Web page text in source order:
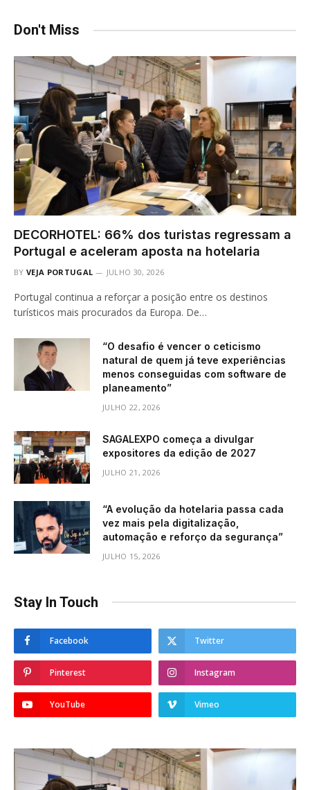
Don't Miss
DECORHOTEL: 66% dos turistas regressam a
Portugal e aceleram aposta na hotelaria
BY VEJA PORTUGAL JULHO 30, 2026
Portugal continua a reforçar a posição entre os destinos
turísticos mais procurados da Europa. De…
“O desafio é vencer o ceticismo
natural de quem já teve experiências
menos conseguidas com software de
planeamento”
JULHO 22, 2026
SAGALEXPO começa a divulgar
expositores da edição de 2027
JULHO 21, 2026
“A evolução da hotelaria passa cada
vez mais pela digitalização,
automação e reforço da segurança”
JULHO 15, 2026
Stay In Touch
Facebook Twitter
Pinterest Instagram
YouTube Vimeo